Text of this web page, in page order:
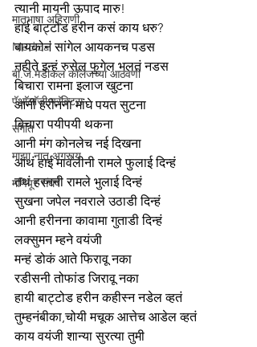
मातृभाषा अहिराणी
Medical
बी.जे.मेडीकल काॅलेजच्या आठवणी
पॅथाॅलाॅजी प्रॅक्टिस
संगीत
माझा नातू अगस्त्य
मणिपूर संघर्ष
त्यानी मायनी ऊपाद मारु!
हाई बाट्टोड हरीन कसं काय धरु?
बायकोनं सांगेल आयकनच पडस
नहीते इन्हं रुसेल फुगेल भलतं नडस
बिचारा रामना इलाज खुटना
आनी हरीनना मांघे पयत सुटना
बिचारा पयीपयी थकना
आनी मंग कोनलेच नई दिखना
आथं हाई मावलीनी रामले फुलाई दिन्हं
तथं हरननी रामले भुलाई दिन्हं
सुखना जपेल नवराले उठाडी दिन्हं
आनी हरीनना कावामा गुताडी दिन्हं
लक्सुमन म्हने वयंजी
मन्हं डोकं आते फिरावू नका
रडीसनी तोफांड जिरावू नका
हायी बाट्टोड हरीन कहीस्न नडेल व्हतं
तुम्हनंबीका,चोयी मचूक आत्तेच आडेल व्हतं
काय वयंजी शान्या सुरत्या तुमी